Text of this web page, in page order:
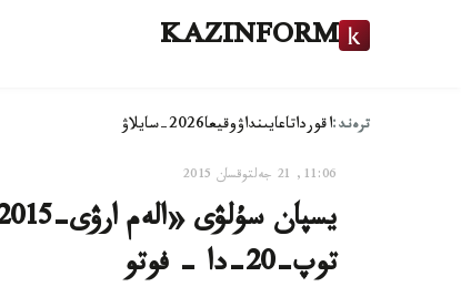
KAZINFORM
ترەند:اقورداتاعايىنداۋوقيعا2026-سايلاۋ
11:06, 21 جەلتوقسان 2015
توپ-20-دا - فوتو